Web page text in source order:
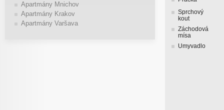
Sprchový
kout
Záchodová
mísa
Umyvadlo
Apartmány Mnichov
Apartmány Krakov
Apartmány Varšava